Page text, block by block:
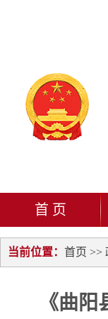
首 页
当前位置： 首页 >>
《曲